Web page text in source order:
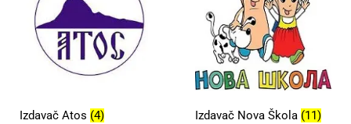
Izdavač Atos (4) Izdavač Nova Škola (11)